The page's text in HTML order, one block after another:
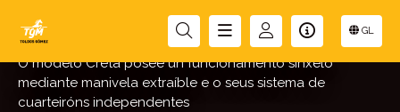
GL
CRETA
O modelo Creta posee un funcionamento sinxelo
mediante manivela extraíble e o seus sistema de
cuarteiróns independentes